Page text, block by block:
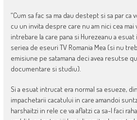
“Cum sa fac sa ma dau destept si sa par ca
cu un invita despre care nu am nici cea mai
intrebare la care pana si Hurezeanu a
seriea de eseuri TV Romania Mea (si nu
emisiune pe satamana deci avea resutse
documentare si studiu).
Si a esuat intrucat era normal sa esueze,
impachetarii cacatului in care amandoi
harshaitzi in rele ce va aflatzi ca sa-l faci